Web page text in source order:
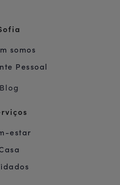
somos
Pessoal
Blog
estar